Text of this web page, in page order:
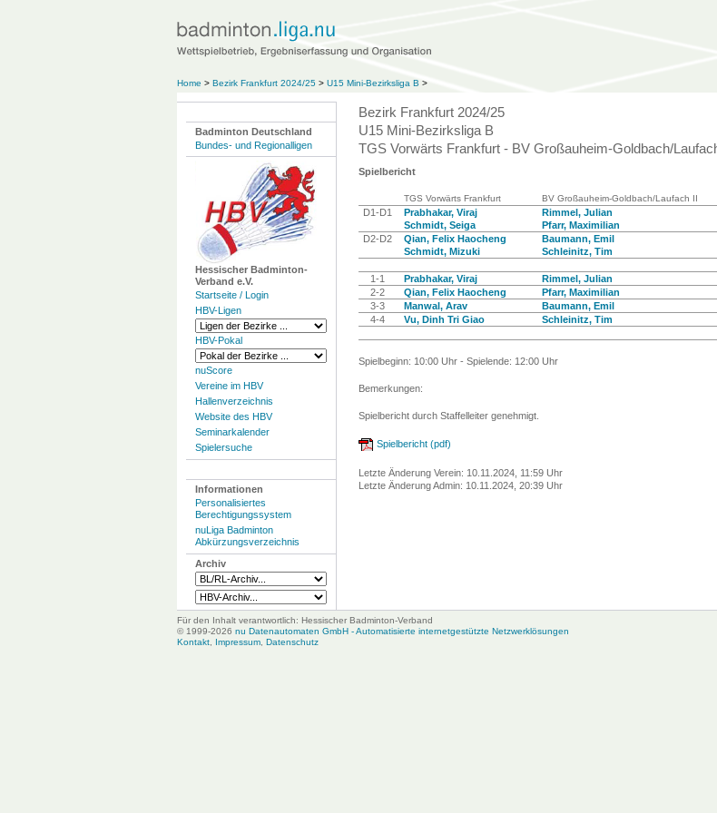
Home > Bezirk Frankfurt 2024/25 > U15 Mini-Bezirksliga B >
Badminton Deutschland
Bundes- und Regionalligen
Hessischer Badminton-
Verband e.V.
Startseite / Login
HBV-Ligen
HBV-Pokal
nuScore
Vereine im HBV
Hallenverzeichnis
Website des HBV
Seminarkalender
Spielersuche
Informationen
Personalisiertes
Berechtigungssystem
nuLiga Badminton
Abkürzungsverzeichnis
Archiv
Bezirk Frankfurt 2024/25
U15 Mini-Bezirksliga B
TGS Vorwärts Frankfurt - BV Großauheim-Goldbach/
Spielbericht
TGS Vorwärts Frankfurt BV Großauheim-Goldbach/Laufach II
D1-D1
Prabhakar, Viraj
Schmidt, Seiga
Rimmel, Julian
Pfarr, Maximilian
D2-D2
Qian, Felix Haocheng
Schmidt, Mizuki
Baumann, Emil
Schleinitz, Tim
1-1 Prabhakar, Viraj Rimmel, Julian
2-2
Qian, Felix Haocheng Pfarr, Maximilian
3-3
Manwal, Arav Baumann, Emil
4-4
Vu, Dinh Tri Giao Schleinitz, Tim
Spielbeginn: 10:00 Uhr - Spielende: 12:00 Uhr
Bemerkungen:
Spielbericht durch Staffelleiter genehmigt.
Spielbericht (pdf)
Letzte Änderung Verein: 10.11.2024, 11:59 Uhr
Letzte Änderung Admin: 10.11.2024, 20:39 Uhr
Für den Inhalt verantwortlich: Hessischer Badminton-Verband
© 1999-2026 nu Datenautomaten GmbH - Automatisierte internetgestützte Netzwerklösungen
Kontakt, Impressum, Datenschutz